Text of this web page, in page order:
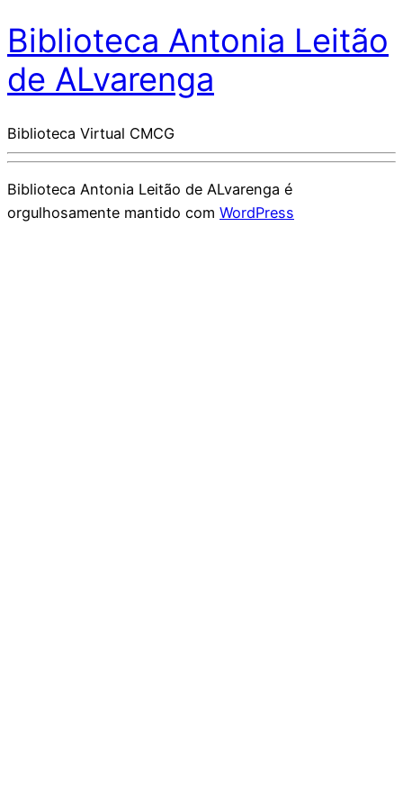
Biblioteca Antonia Leitão
de ALvarenga
Biblioteca Virtual CMCG
Biblioteca Antonia Leitão de ALvarenga é
orgulhosamente mantido com WordPress